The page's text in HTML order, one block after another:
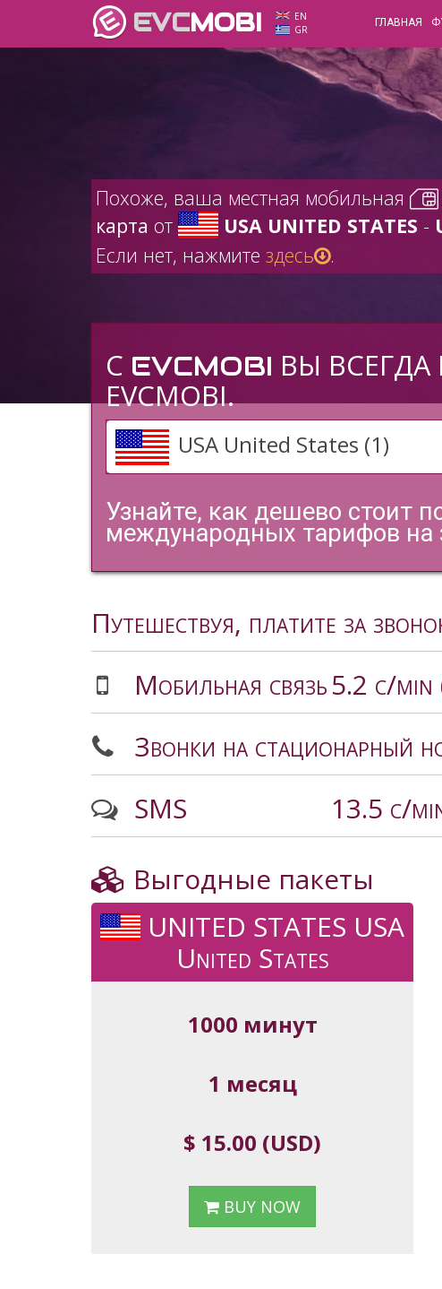
EVCMOBI
EN
GR
ГЛАВНАЯ
Похоже, ваша местная мобильная
карта от USA UNITED STATES -
Если нет, нажмите здесь .
C EVCMOBI ВЫ
EVCMOBI.
USA United States (1)
Узнайте, как дешево стоит
международных тарифов на
Путешествуя, платите за
Мобильная связь5.2 c/min
Звонки на стационарный
SMS
13.5 c/
Выгодные пакеты
UNITED STATES USA
United States
1000 минут
1 месяц
$ 15.00 (USD)
BUY NOW